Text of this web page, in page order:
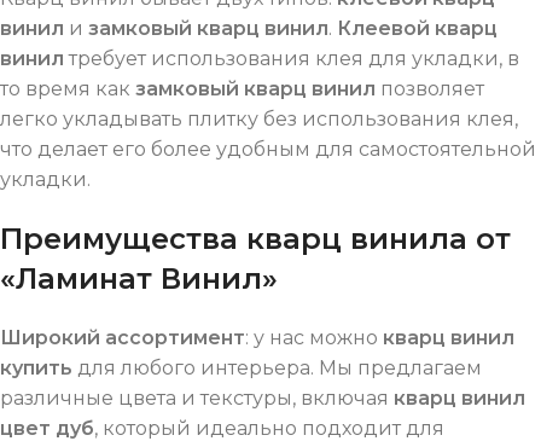
винил и замковый кварц винил. Клеевой кварц
винил требует использования клея для укладки, в
то время как замковый кварц винил позволяет
легко укладывать плитку без использования клея,
что делает его более удобным для самостоятельной
укладки.
Преимущества кварц винила от
«Ламинат Винил»
Широкий ассортимент: у нас можно кварц винил
купить для любого интерьера. Мы предлагаем
различные цвета и текстуры, включая кварц винил
цвет дуб, который идеально подходит для